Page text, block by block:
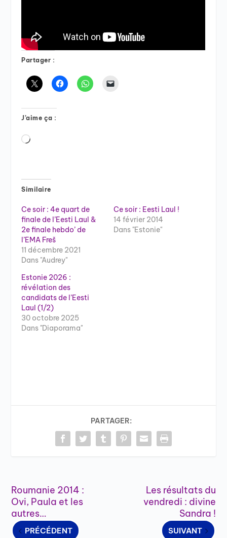
Partager :
J’aime ça :
Chargement…
Similaire
Ce soir : 4e quart de
finale de l’Eesti Laul &
2e finale hebdo’ de
l’EMA Freš
11 décembre 2021
Dans "Audrey"
Ce soir : Eesti Laul !
14 février 2014
Dans "Estonie"
Estonie 2026 :
révélation des
candidats de l’Eesti
Laul (1/2)
30 octobre 2025
Dans "Diaporama"
PARTAGER:
Roumanie 2014 :
Ovi, Paula et les
autres…
PRÉCÉDENT
Les résultats du
vendredi : divine
Sandra !
SUIVANT